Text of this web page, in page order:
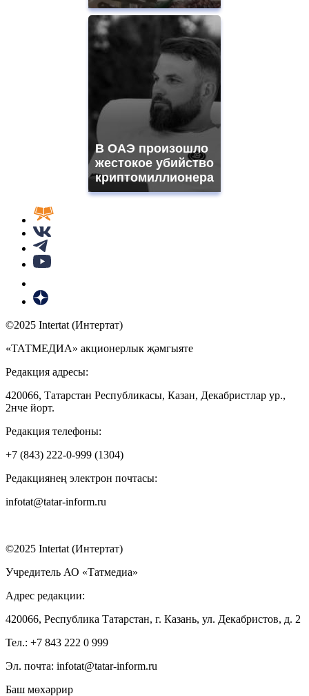
В ОАЭ произошло
жестокое убийство
криптомиллионера
©2025 Intertat (Интертат)
«ТАТМЕДИА» акционерлык җәмгыяте
Редакция адресы:
420066, Татарстан Республикасы, Казан, Декабристлар ур.,
2нче йорт.
Редакция телефоны:
+7 (843) 222-0-999 (1304)
Редакциянең электрон почтасы:
infotat@tatar-inform.ru
©2025 Intertat (Интертат)
Учредитель АО «Татмедиа»
Адрес редакции:
420066, Республика Татарстан, г. Казань, ул. Декабристов, д. 2
Тел.: +7 843 222 0 999
Эл. почта: infotat@tatar-inform.ru
Баш мөхәррир